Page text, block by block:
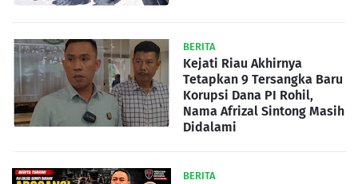
BERITA
Kejati Riau Akhirnya
Tetapkan 9 Tersangka Baru
Korupsi Dana PI Rohil,
Nama Afrizal Sintong Masih
Didalami
BERITA